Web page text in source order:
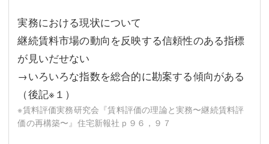
実務における現状について
継続賃料市場の動向を反映する信頼性のある指標
が見いだせない
→いろいろな指数を総合的に勘案する傾向がある
（後記※１ ）
※賃料評価実務研究会『賃料評価の理論と実務〜継続賃料評
価の再構築〜』住宅新報社ｐ９６，９７